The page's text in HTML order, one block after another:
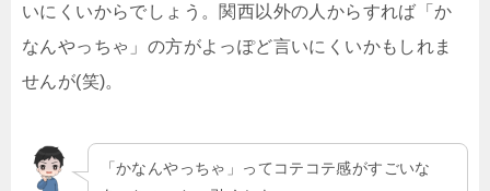
いにくいからでしょう。関西以外の人からすれば「か
なんやっちゃ」の方がよっぽど言いにくいかもしれま
せんが(笑)。
「かなんやっちゃ」ってコテコテ感がすごいな